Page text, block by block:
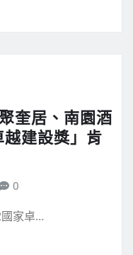
奎居、南園酒
建設獎」肯
0
國家卓…